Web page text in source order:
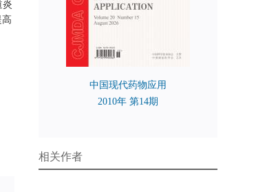
炎
中国现代药物应用
2010年 第14期
相关作者